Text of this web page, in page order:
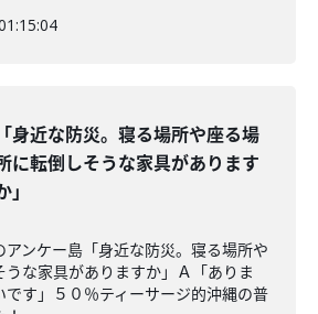
「身近な防災。寝る場所や座る場
に転倒しそうな家具があります
」
アンケー島「身近な防災。寝る場所や
な家具がありますか」Ａ「ありま
です」５０％ティーサージ的沖縄の普